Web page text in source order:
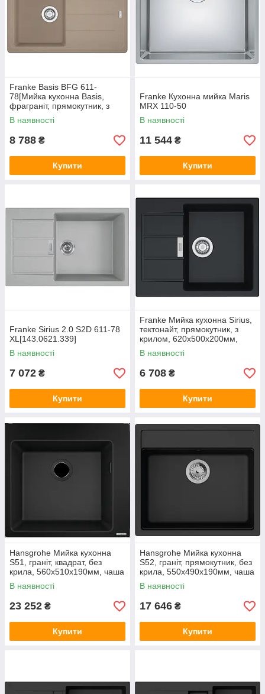
Franke Basis BFG 611-
78[Мийка кухонна Basis,
фраграніт, прямокутник, з
крилом, 780х500х200мм,
чаша - 1, накладна, BFG 611-
В наявності
8 788 ₴
Купити
Franke Кухонна мийка Maris
MRX 110-50
В наявності
11 544 ₴
Купити
Franke Sirius 2.0 S2D 611-78
XL[143.0621.339]
В наявності
7 072 ₴
Купити
Franke Мийка кухонна Sirius,
тектонайт, прямокутник, з
крилом, 620х500х200мм,
чаша - 1, накладна, SD2 611-
62, чорний
В наявності
6 708 ₴
Купити
Hansgrohe Мийка кухонна
S51, граніт, квадрат, без
крила, 560х510х190мм, чаша
- 1, накладна, S510-F450,
чорний графіт
В наявності
23 252 ₴
Купити
Hansgrohe Мийка кухонна
S52, граніт, прямокутник, без
крила, 550х490х190мм, чаша
- 1, врізна, S520-F510,
чорний графіт
В наявності
17 646 ₴
Купити